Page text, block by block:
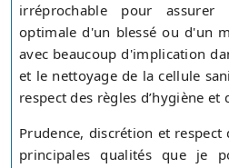
irréprochable pour
optimale d'un blessé ou d'un
avec beaucoup d'implication
et le nettoyage de la cellule
respect des règles d’hygiène et
Prudence, discrétion et
principales qualités que je